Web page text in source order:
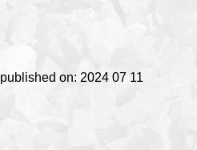
published on: 2024 07 11